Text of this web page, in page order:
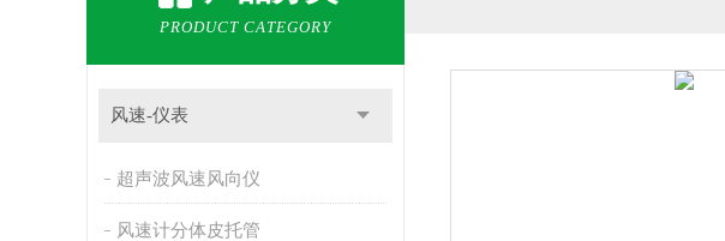
PRODUCT CATEGORY
风速-仪表
超声波风速风向仪
风速计分体皮托管